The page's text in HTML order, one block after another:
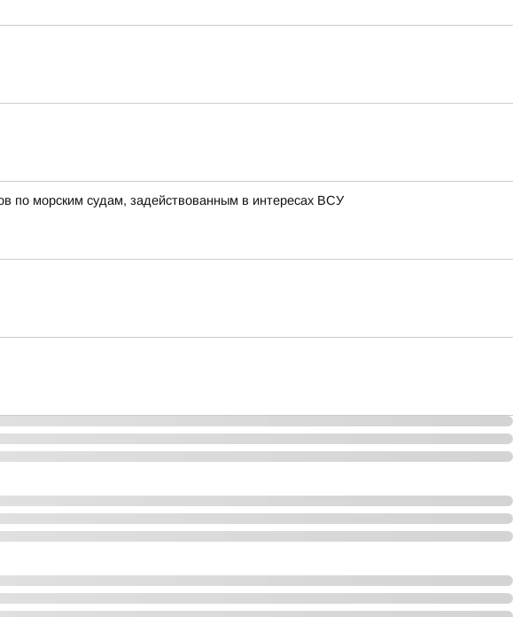
по морским судам, задействованным в интересах ВСУ